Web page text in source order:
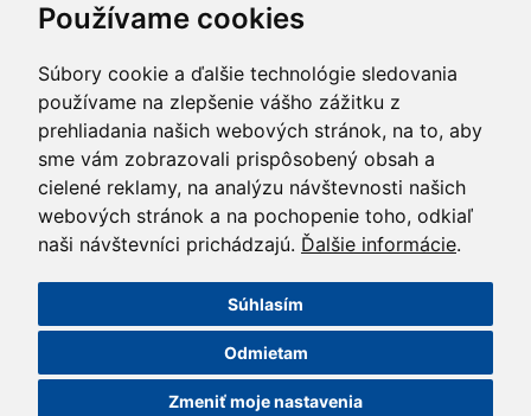
Používame cookies
Súbory cookie a ďalšie technológie sledovania
používame na zlepšenie vášho zážitku z
prehliadania našich webových stránok, na to, aby
sme vám zobrazovali prispôsobený obsah a
cielené reklamy, na analýzu návštevnosti našich
webových stránok a na pochopenie toho, odkiaľ
naši návštevníci prichádzajú. Ďalšie informácie.
Súhlasím
Odmietam
Zmeniť moje nastavenia
©2014 HOCHTIEF CZ a. s.
Nastavení cookies| Powered by: